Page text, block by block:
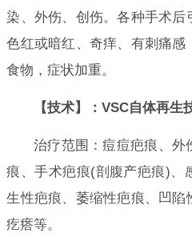
染、外伤、创伤。各种手术
色红或暗红、奇痒、有刺痛
食物，症状加重。
【技术】：VSC自体再生
治疗范围：痘痘疤痕、外
痕、手术疤痕(剖腹产疤痕)、
生性疤痕、萎缩性疤痕、凹
疙瘩等。